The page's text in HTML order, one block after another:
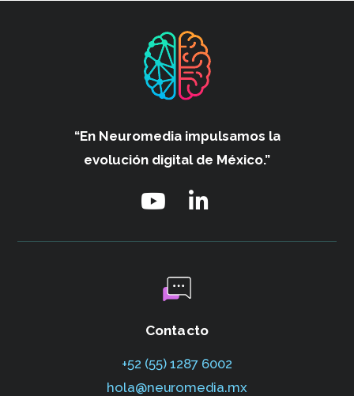
“En Neuromedia impulsamos la
evolución digital de México.”
Contacto
+52 (55) 1287 6002‬
hola@neuromedia.mx